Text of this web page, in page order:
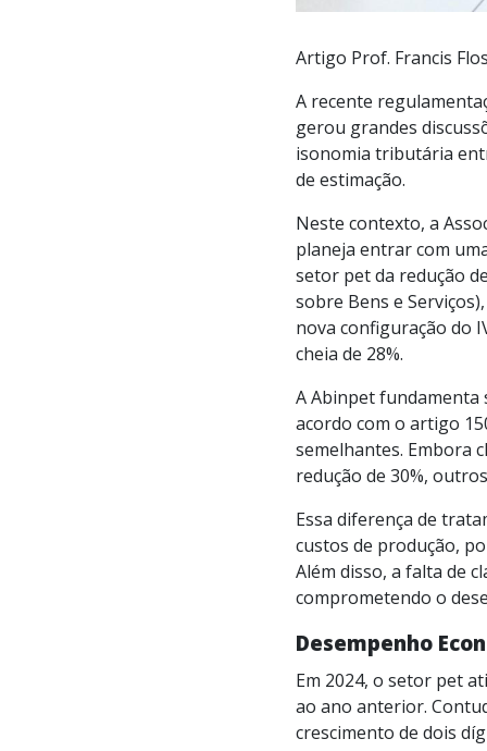
Artigo Prof. Francis
A recente
gerou grandes
isonomia tributária
de estimação.
Neste contexto, a
planeja entrar com
setor pet da redução
sobre Bens e
nova configuração do
cheia de 28%.
A Abinpet fundamenta
acordo com o artigo
semelhantes. Embora
redução de 30%,
Essa diferença de
custos de produção,
Além disso, a falta de
comprometendo o
Desempenho
Em 2024, o setor pet
ao ano anterior.
crescimento de dois